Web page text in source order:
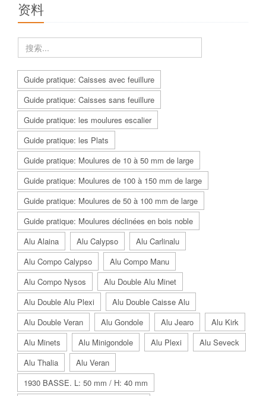
资料
Guide pratique: Caisses avec feuillure
Guide pratique: Caisses sans feuillure
Guide pratique: les moulures escalier
Guide pratique: les Plats
Guide pratique: Moulures de 10 à 50 mm de large
Guide pratique: Moulures de 100 à 150 mm de large
Guide pratique: Moulures de 50 à 100 mm de large
Guide pratique: Moulures déclinées en bois noble
Alu Alaina
Alu Calypso
Alu Carlinalu
Alu Compo Calypso
Alu Compo Manu
Alu Compo Nysos
Alu Double Alu Minet
Alu Double Alu Plexi
Alu Double Caisse Alu
Alu Double Veran
Alu Gondole Alu Jearo
Alu Kirk
Alu Minets
Alu Minigondole Alu Plexi
Alu Seveck
Alu Thalia
Alu Veran
1930 BASSE. L: 50 mm / H: 40 mm